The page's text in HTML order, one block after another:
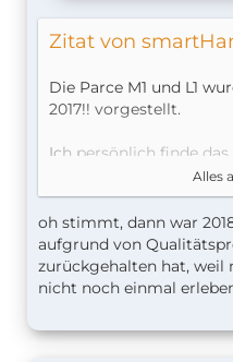
Zitat von
Die Parce M1 und L1
2017!! vorgestellt.
Ich persönlich finde
FW 3 sind die Parce
zuverlässiger als die
lg
Torben
Alles
oh stimmt, dann war
aufgrund von
zurückgehalten hat, weil
nicht noch einmal